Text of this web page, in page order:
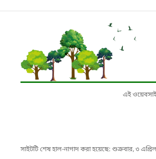
এই
সাইটটি শেষ হাল-নাগাদ করা হয়েছে: শুক্রবার, ৩